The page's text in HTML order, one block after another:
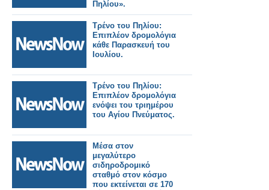
Πηλίου».
Τρένο του Πηλίου:
Επιπλέον δρομολόγια
κάθε Παρασκευή του
Ιουλίου.
Τρένο του Πηλίου:
Επιπλέον δρομολόγια
ενόψει του τριημέρου
του Αγίου Πνεύματος.
Μέσα στον
μεγαλύτερο
σιδηροδρομικό
σταθμό στον κόσμο
που εκτείνεται σε 170